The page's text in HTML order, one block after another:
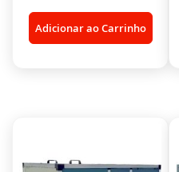
Adicionar ao Carrinho